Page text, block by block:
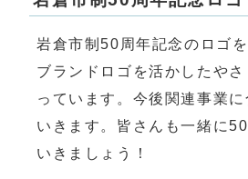
岩倉市制50周年記念のロゴを
ブランドロゴを活かしたや
っています。今後関連事業
いきます。皆さんも一緒に
いきましょう！